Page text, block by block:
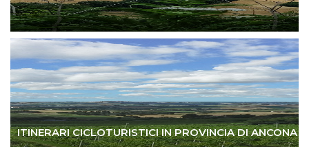
ITINERARI CICLOTURISTICI IN PROVINCIA DI ANCONA